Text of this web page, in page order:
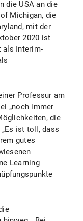
die USA an die
Michigan, die
mit der
2020 ist
als Interim-
Professur am
„noch immer
die
ist toll, dass
gutes
Learning